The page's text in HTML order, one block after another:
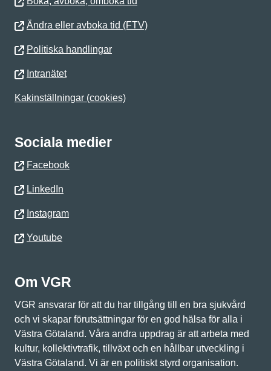
Ändra eller avboka tid (FTV)
Politiska handlingar
Intranätet
Kakinställningar (cookies)
Sociala medier
Facebook
LinkedIn
Instagram
Youtube
Om VGR
VGR ansvarar för att du har tillgång till en bra sjukvård
och vi skapar förutsättningar för en god hälsa för alla i
Västra Götaland. Våra andra uppdrag är att arbeta med
kultur, kollektivtrafik, tillväxt och en hållbar utveckling i
Västra Götaland. Vi är en politiskt styrd organisation.